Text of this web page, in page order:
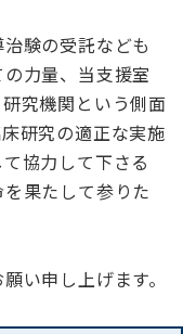
験の受託なども
力量、当支援室
究機関という側面
研究の適正な実施
協力して下さる
果たして参りた
い申し上げます。